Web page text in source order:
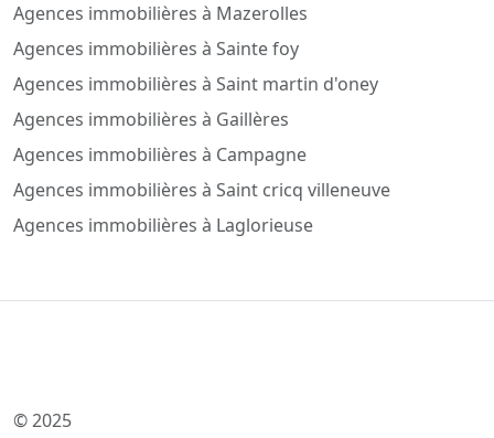
Agences immobilières à Mazerolles
Agences immobilières à Sainte foy
Agences immobilières à Saint martin d'oney
Agences immobilières à Gaillères
Agences immobilières à Campagne
Agences immobilières à Saint cricq villeneuve
Agences immobilières à Laglorieuse
© 2025